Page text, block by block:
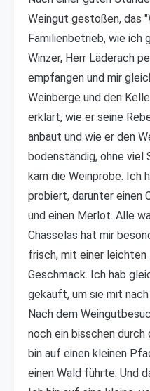
Weingut gestoßen, das
Familienbetrieb, wie
Winzer, Herr Läderach
empfangen und mir
Weinberge und den
erklärt, wie er seine
anbaut und wie er den
bodenständig, ohne viel
kam die Weinprobe. Ich
probiert, darunter einen
und einen Merlot. Alle
Chasselas hat mir
frisch, mit einer
Geschmack. Ich hab
gekauft, um sie mit nach
Nach dem
noch ein bisschen durch
bin auf einen kleinen
einen Wald führte. Und